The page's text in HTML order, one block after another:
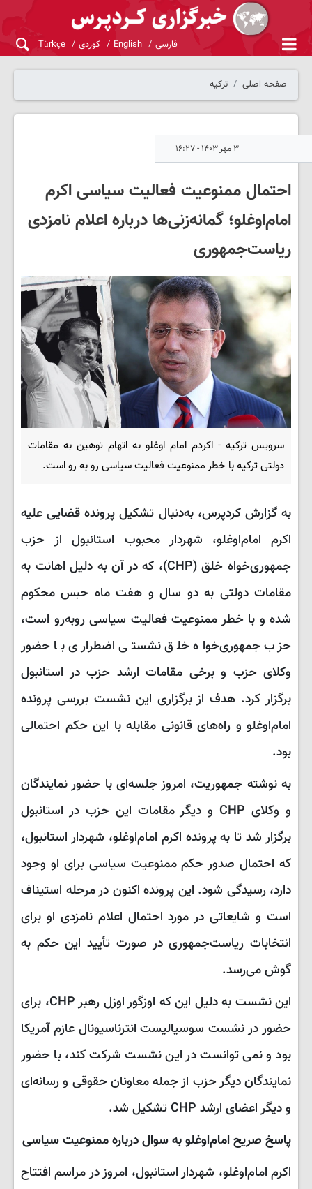
فارسی English کوردی Türkçe
صفحه اصلی ترکیه
۳ مهر ۱۴۰۳ - ۱۶:۲۷
احتمال ممنوعیت فعالیت سیاسی اکرم
امام‌اوغلو؛ گمانه‌زنی‌ها درباره اعلام نامزدی
ریاست‌جمهوری
سرویس ترکیه - اکردم امام اوغلو به اتهام توهین به مقامات
دولتی ترکیه با خطر ممنوعیت فعالیت سیاسی رو به رو است.
به گزارش کردپرس، به‌دنبال تشکیل پرونده قضایی علیه
اکرم امام‌اوغلو، شهردار محبوب استانبول از حزب
جمهوری‌خواه خلق (CHP)، که در آن به دلیل اهانت به
مقامات دولتی به دو سال و هفت ماه حبس محکوم
شده و با خطر ممنوعیت فعالیت سیاسی روبه‌رو است،
حزب جمهوری‌خواه خلق نشستی اضطراری با حضور
وکلای حزب و برخی مقامات ارشد حزب در استانبول
برگزار کرد. هدف از برگزاری این نشست بررسی پرونده
امام‌اوغلو و راه‌های قانونی مقابله با این حکم احتمالی
بود.
به نوشته جمهوریت، امروز جلسه‌ای با حضور نمایندگان
و وکلای CHP و دیگر مقامات این حزب در استانبول
برگزار شد تا به پرونده اکرم امام‌اوغلو، شهردار استانبول،
که احتمال صدور حکم ممنوعیت سیاسی برای او وجود
دارد، رسیدگی شود. این پرونده اکنون در مرحله استیناف
است و شایعاتی در مورد احتمال اعلام نامزدی او برای
انتخابات ریاست‌جمهوری در صورت تأیید این حکم به
گوش می‌رسد.
این نشست به دلیل این که اوزگور اوزل رهبر CHP، برای
حضور در نشست سوسیالیست انترناسیونال عازم آمریکا
بود و نمی توانست در این نشست شرکت کند، با حضور
نمایندگان دیگر حزب از جمله معاونان حقوقی و رسانه‌ای
و دیگر اعضای ارشد CHP تشکیل شد.
پاسخ صریح امام‌اوغلو به سوال درباره ممنوعیت سیاسی
اکرم امام‌اوغلو، شهردار استانبول، امروز در مراسم افتتاح